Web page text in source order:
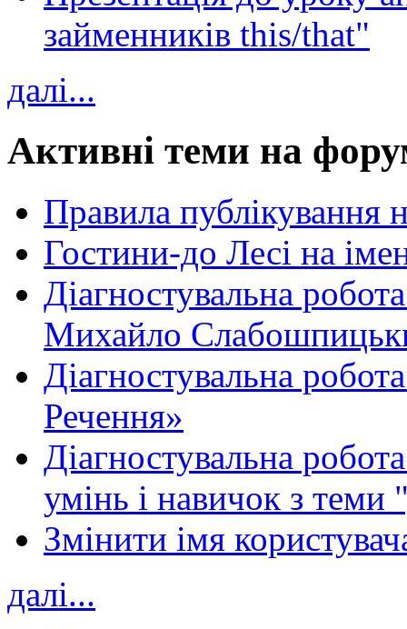
займенників this/that"
далі...
Активні теми на
Правила публікування
Гостини-до Лесі на
Діагностувальна
Михайло
Діагностувальна
Речення»
Діагностувальна
умінь і навичок з теми
Змінити імя
далі...